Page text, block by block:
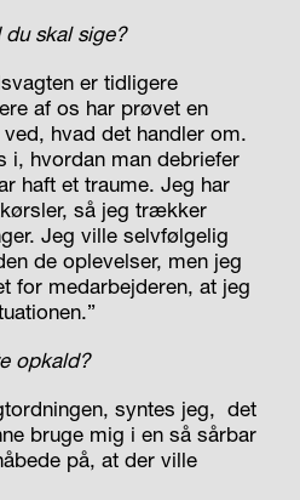
skal sige?
er tidligere
af os har prøvet en
hvad det handler om.
i, hvordan man debriefer
haft et traume. Jeg har
så jeg trækker
Jeg ville selvfølgelig
de oplevelser, men jeg
for medarbejderen, at jeg
opkald?
syntes jeg, det
bruge mig i en så sårbar
på, at der ville